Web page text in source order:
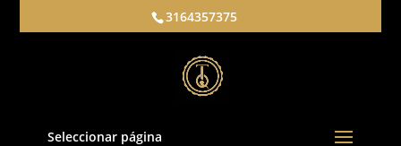
3164357375
Seleccionar página